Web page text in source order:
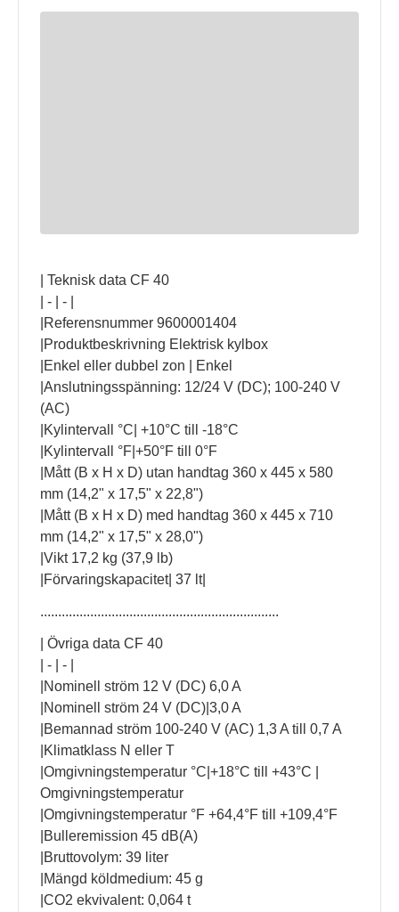
| Teknisk data CF 40
| - | - |
|Referensnummer 9600001404
|Produktbeskrivning Elektrisk kylbox
|Enkel eller dubbel zon | Enkel
|Anslutningsspänning: 12/24 V (DC); 100-240 V
(AC)
|Kylintervall °C| +10°C till -18°C
|Kylintervall °F|+50°F till 0°F
|Mått (B x H x D) utan handtag 360 x 445 x 580
mm (14,2" x 17,5" x 22,8")
|Mått (B x H x D) med handtag 360 x 445 x 710
mm (14,2" x 17,5" x 28,0")
|Vikt 17,2 kg (37,9 lb)
|Förvaringskapacitet| 37 lt|
...................................................................
| Övriga data CF 40
| - | - |
|Nominell ström 12 V (DC) 6,0 A
|Nominell ström 24 V (DC)|3,0 A
|Bemannad ström 100-240 V (AC) 1,3 A till 0,7 A
|Klimatklass N eller T
|Omgivningstemperatur °C|+18°C till +43°C |
Omgivningstemperatur
|Omgivningstemperatur °F +64,4°F till +109,4°F
|Bulleremission 45 dB(A)
|Bruttovolym: 39 liter
|Mängd köldmedium: 45 g
|CO2 ekvivalent: 0,064 t